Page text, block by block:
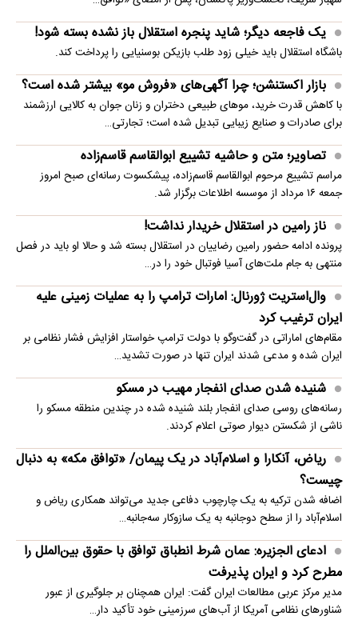
یک فاجعه دیگر؛ شاید پنجره استقلال باز نشده بسته شود!
باشگاه استقلال باید خیلی زود طلب بازیکن بوسنیایی را پرداخت کند.
بازار اکستنشن؛ چرا آگهی‌های «فروش مو» بیشتر شده است؟
با کاهش قدرت خرید، موهای طبیعی دختران و زنان جوان به کالایی ارزشمند
برای صادرات و صنایع زیبایی تبدیل شده است؛ تجارتی…
تصاویر؛ متن و حاشیه تشییع ابوالقاسم قاسم‌زاده
مراسم تشییع مرحوم ابوالقاسم قاسم‌زاده، پیشکسوت رسانه‌ای صبح امروز
جمعه ۱۶ مرداد از موسسه اطلاعات برگزار شد.
ناز رامین در استقلال خریدار نداشت!
پرونده ادامه حضور رامین رضاییان در استقلال بسته شد و حالا او باید در فصل
منتهی به جام ملت‌های آسیا فوتبال خود را در…
وال‌استریت ژورنال: امارات ترامپ را به عملیات زمینی علیه
ایران ترغیب کرد
مقام‌های اماراتی در گفت‌وگو با دولت ترامپ خواستار افزایش فشار نظامی بر
ایران شده و مدعی شدند ایران تنها در صورت تشدید…
شنیده شدن صدای انفجار مهیب در مسکو
رسانه‌های روسی صدای انفجار بلند شنیده شده در چندین منطقه مسکو را
ناشی از شکستن دیوار صوتی اعلام کردند.
ریاض، آنکارا و اسلام‌آباد در یک پیمان/ «توافق مکه» به دنبال
چیست؟
اضافه شدن ترکیه به یک چارچوب دفاعی جدید می‌تواند همکاری ریاض و
اسلام‌آباد را از سطح دوجانبه به یک سازوکار سه‌جانبه…
ادعای الجزیره: عمان شرط انطباق توافق با حقوق بین‌الملل را
مطرح کرد و ایران پذیرفت
مدیر مرکز عربی مطالعات ایران گفت: ایران همچنان بر جلوگیری از عبور
شناورهای نظامی آمریکا از آب‌های سرزمینی خود تأکید دار…